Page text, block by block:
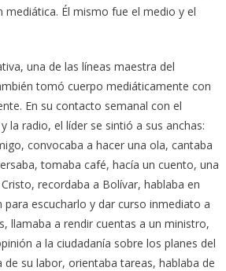
mediática. Él mismo fue el medio y el
una de las líneas maestra del
tomó cuerpo mediáticamente con
En su contacto semanal con el
la radio, el líder se sintió a sus anchas:
convocaba a hacer una ola, cantaba
tomaba café, hacía un cuento, una
recordaba a Bolívar, hablaba en
escucharlo y dar curso inmediato a
llamaba a rendir cuentas a un ministro,
a la ciudadanía sobre los planes del
de su labor, orientaba tareas, hablaba de